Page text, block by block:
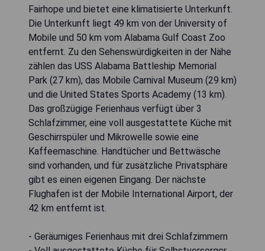
Fairhope und bietet eine klimatisierte Unterkunft.
Die Unterkunft liegt 49 km von der University of
Mobile und 50 km vom Alabama Gulf Coast Zoo
entfernt. Zu den Sehenswürdigkeiten in der Nähe
zählen das USS Alabama Battleship Memorial
Park (27 km), das Mobile Carnival Museum (29 km)
und die United States Sports Academy (13 km).
Das großzügige Ferienhaus verfügt über 3
Schlafzimmer, eine voll ausgestattete Küche mit
Geschirrspüler und Mikrowelle sowie eine
Kaffeemaschine. Handtücher und Bettwäsche
sind vorhanden, und für zusätzliche Privatsphäre
gibt es einen eigenen Eingang. Der nächste
Flughafen ist der Mobile International Airport, der
42 km entfernt ist.
- Geräumiges Ferienhaus mit drei Schlafzimmern